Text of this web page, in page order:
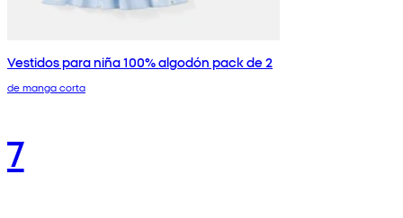
Vestidos para niña 100% algodón pack de 2
de manga corta
7